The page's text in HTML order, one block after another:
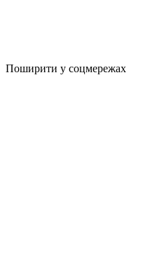
Поширити у соцмережах